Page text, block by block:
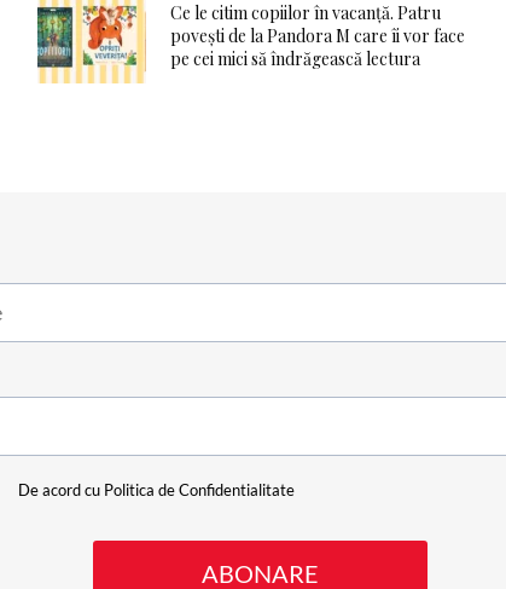
Ce le citim copiilor în vacanță. Patru
povești de la Pandora M care îi vor face
pe cei mici să îndrăgească lectura